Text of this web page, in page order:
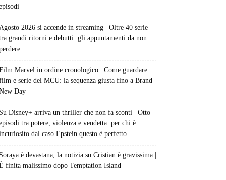
2026 si accende in streaming | Oltre 40 serie
grandi ritorni e debutti: gli appuntamenti da non
Marvel in ordine cronologico | Come guardare
e serie del MCU: la sequenza giusta fino a Brand
Day
Disney+ arriva un thriller che non fa sconti | Otto
tra potere, violenza e vendetta: per chi è
dal caso Epstein questo è perfetto
è devastana, la notizia su Cristian è gravissima |
finita malissimo dopo Temptation Island